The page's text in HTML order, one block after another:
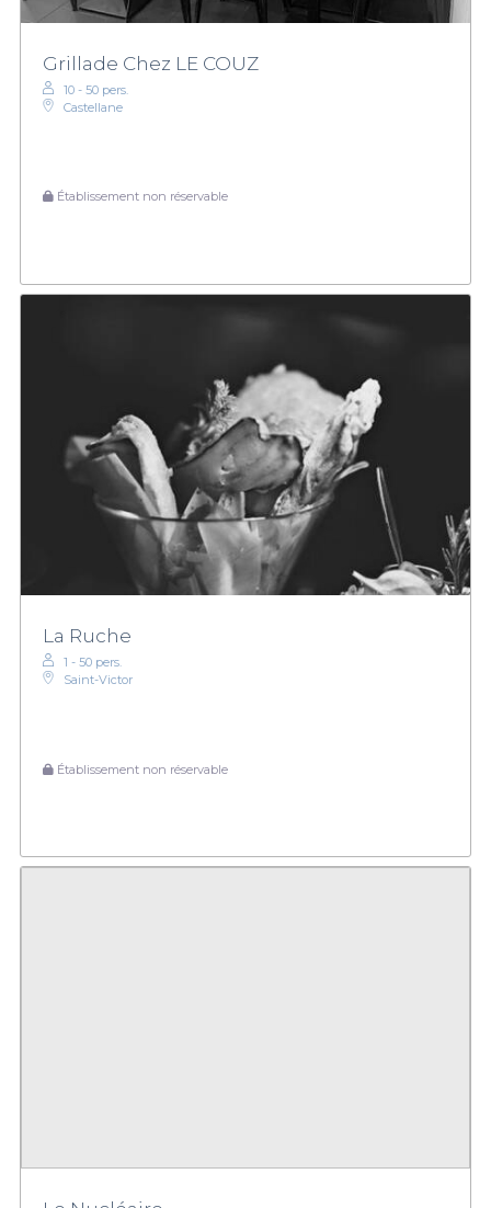
Grillade Chez LE COUZ
10 - 50 pers.
Castellane
Établissement non réservable
La Ruche
1 - 50 pers.
Saint-Victor
Établissement non réservable